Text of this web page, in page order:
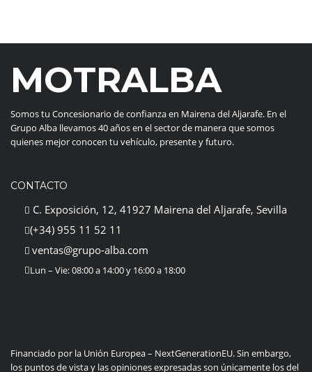
MOTRALBA
Somos tu Concesionario de confianza en Mairena del Aljarafe. En el
Grupo Alba llevamos 40 años en el sector de manera que somos
quienes mejor conocen tu vehículo, presente y futuro.
CONTACTO
C. Exposición, 12, 41927 Mairena del Aljarafe, Sevilla
(+34) 955 11 52 11
ventas@grupo-alba.com
Lun – Vie: 08:00 a 14:00 y 16:00 a 18:00
Financiado por la Unión Europea – NextGenerationEU. Sin embargo,
los puntos de vista y las opiniones expresadas son únicamente los del